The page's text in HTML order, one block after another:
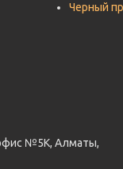
Черный
№5К, Алматы,